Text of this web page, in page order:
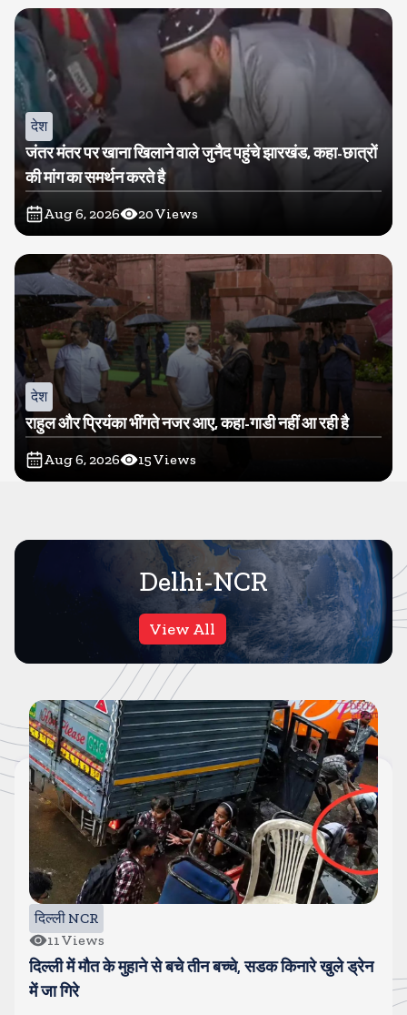
देश
जंतर मंतर पर खाना खिलाने वाले जुनैद पहुंचे झारखंड, कहा-छात्रों
की मांग का समर्थन करते है
Aug 6, 2026 20Views
देश
राहुल और प्रियंका भींगते नजर आए, कहा-गाडी नहीं आ रही है
Aug 6, 2026 15Views
Delhi-NCR
View All
दिल्ली NCR
11 Views
दिल्ली में मौत के मुहाने से बचे तीन बच्चे, सडक किनारे खुले ड्रेन
में जा गिरे